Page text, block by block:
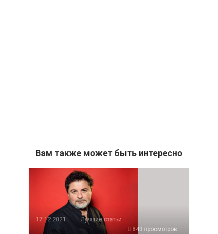
Вам также может быть интересно
17.12.2021
Лучшие статьи
843 просмотров